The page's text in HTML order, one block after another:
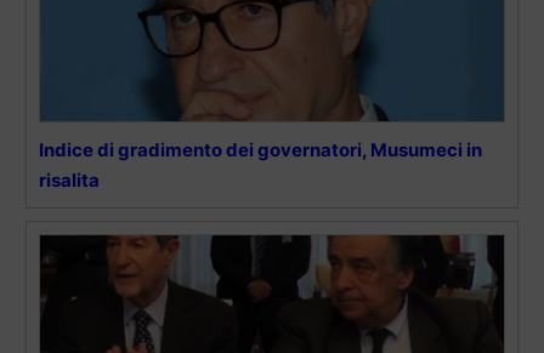
Indice di gradimento dei governatori, Musumeci in
risalita